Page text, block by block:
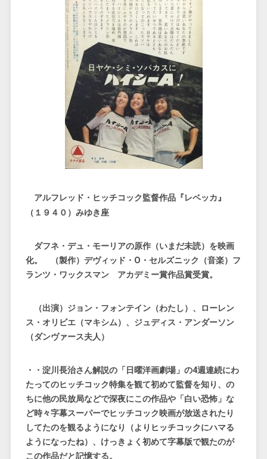
アルフレッド・ヒッチコック監督作品『レベッカ』
（１９４０）みゆき座
ダフネ・デュ・モーリアの原作（いまだ未読）を映画
化。 （製作）デヴィッド・O・セルズニック（音楽）フ
ランツ・ワックスマン アカデミー賞作品賞受賞。
（出演）ジョン・フォンテイン（わたし）、ローレン
ス・オリビエ（マキシム）、ジュディス・アンダーソン
（ダンヴァース夫人）
・・淀川長治さん解説の「日曜洋画劇場」の4週連続にわ
たってのヒッチコック特集を観て初めて監督を知り、の
ちに他の民放局などで深夜にこの作品や「白い恐怖」な
ど時々字幕スーパーでヒッチコック映画が放送されたり
してたのを観るようになり（よりヒッチコックにハマる
ようになったね）、けっきょく初めて字幕版で観たのが
この作品だと記憶する。